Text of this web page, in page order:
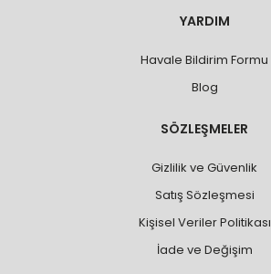
YARDIM
Havale Bildirim Formu
Blog
SÖZLEŞMELER
Gizlilik ve Güvenlik
Satış Sözleşmesi
Kişisel Veriler Politikası
İade ve Değişim